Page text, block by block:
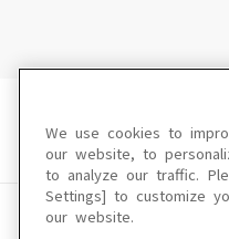
We use cookies to
our website, to
to analyze our traffic.
Settings] to customize
our website.